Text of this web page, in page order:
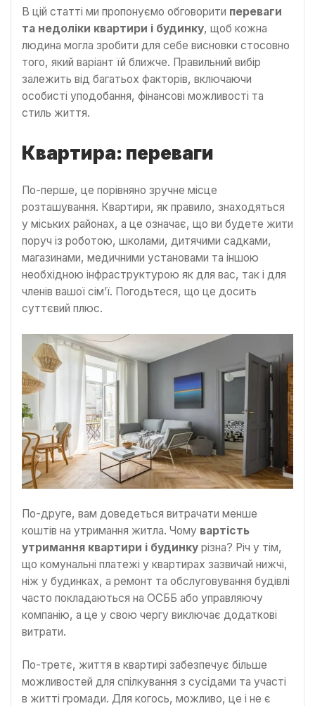
В цій статті ми пропонуємо обговорити переваги
та недоліки квартири і будинку, щоб кожна
людина могла зробити для себе висновки стосовно
того, який варіант їй ближче. Правильний вибір
залежить від багатьох факторів, включаючи
особисті уподобання, фінансові можливості та
стиль життя.
Квартира: переваги
По-перше, це порівняно зручне місце
розташування. Квартири, як правило, знаходяться
у міських районах, а це означає, що ви будете жити
поруч із роботою, школами, дитячими садками,
магазинами, медичними установами та іншою
необхідною інфраструктурою як для вас, так і для
членів вашої сім’ї. Погодьтеся, що це досить
суттєвий плюс.
По-друге, вам доведеться витрачати менше
коштів на утримання житла. Чому вартість
утримання квартири і будинку різна? Річ у тім,
що комунальні платежі у квартирах зазвичай нижчі,
ніж у будинках, а ремонт та обслуговування будівлі
часто покладаються на ОСББ або управляючу
компанію, а це у свою чергу виключає додаткові
витрати.
По-третє, життя в квартирі забезпечує більше
можливостей для спілкування з сусідами та участі
в житті громади. Для когось, можливо, це і не є